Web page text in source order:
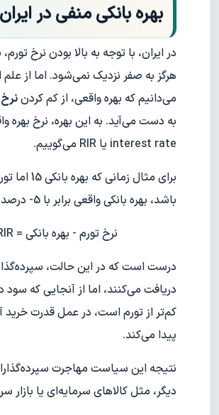
بهره بانکی منفی در ایران
در ایران، با توجه به بالا بودن نرخ تورم،
هرگز به صفر نزدیک نمی‌شود. اما از علم
می‌دانیم که بهره واقعی، از کم کردن
interest rate یا RIR می‌گوییم.
باشد، بهره بانکی واقعی برابر با 5- درصد خواهد بود.
نرخ تورم - بهره بانکی = RIR
درست است که در این حالت،
دریافت می‌کنند، اما از آنجایی که
کم‌تر از تورم است، در عمل قدرت
پیدا می‌کند.
نتیجه این سیاست مهاجرت
دیگر، مثل کالاهای سرمایه‌ای یا بازار